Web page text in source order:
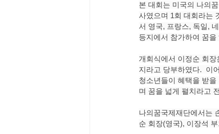
본 대회는 미국의 나의
사였으며 1회 대회라는
서 영국, 프랑스, 독일,
등지에서 참가하여 꿈
개회식에서 이정순 회
지라고 당부하였다.  이
청소년들이 혜택을 받
며 꿈을 넓게 펼치라고
나의꿈국제재단에서는
순 회장(영국), 이장석